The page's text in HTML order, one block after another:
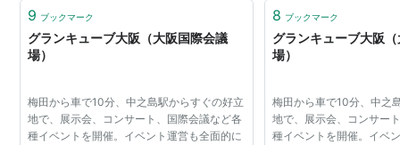
9 ブックマーク
グランキューブ大阪（大阪国際会議
場）
梅田から車で10分、中之島駅からすぐの好立
地で、展示会、コンサート、国際会議など各
種イベントを開催。イベント運営も全面的に
8 ブックマーク
グランキューブ大阪
場）
梅田から車で10分、中之
地で、展示会、コンサー
種イベントを開催。イベ